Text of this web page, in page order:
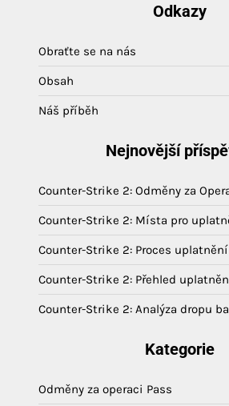
Odkazy
Obraťte se na nás
Obsah
Náš příběh
Nejnovější
Counter-Strike 2: Odměny za
Counter-Strike 2: Místa pro
Counter-Strike 2: Proces
Counter-Strike 2: Přehled
Counter-Strike 2: Analýza dropu
Kategorie
Odměny za operaci Pass